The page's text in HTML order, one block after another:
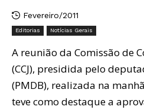
Fevereiro/2011
Editorias Notícias Gerais
A reunião da Comissão de
(CCJ), presidida pelo
(PMDB), realizada na
teve como destaque a